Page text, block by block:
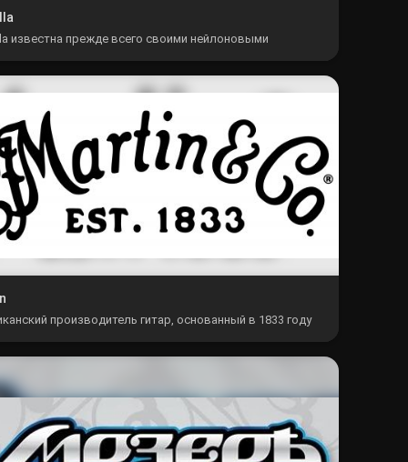
известна прежде всего своими нейлоновыми
для классических гитар.
производитель гитар, основанный в 1833 году
Фредериком Мартином.